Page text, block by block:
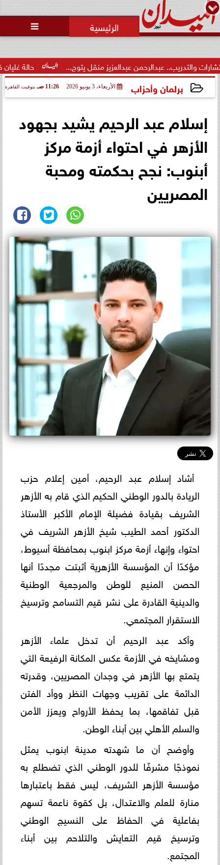

حالة غليان في نادي الشيخ زايد: عبدالعزيز منقل يتوج...
برلمان وأحزاب الأربعاء، 3 يونيو 2026 11:26 صـ بتوقيت القاهرة
إسلام عبد الرحيم يشيد بجهود
الأزهر في احتواء أزمة مركز
أبنوب: نجح بحكمته ومحبة
المصريين
أشاد إسلام عبد الرحيم، أمين إعلام حزب
الريادة بالدور الوطني الحكيم الذي قام به الأزهر
الشريف بقيادة فضيلة الإمام الأكبر الأستاذ
الدكتور أحمد الطيب شيخ الأزهر الشريف في
احتواء وإنهاء أزمة مركز ابنوب بمحافظة أسيوط،
مؤكدًا أن المؤسسة الأزهرية أثبتت مجددًا أنها
الحصن المنيع للوطن والمرجعية الوطنية
والدينية القادرة على نشر قيم التسامح وترسيخ
الاستقرار المجتمعي.
وأكد عبد الرحيم أن تدخل علماء الأزهر
ومشايخه في الأزمة عكس المكانة الرفيعة التي
يتمتع بها الأزهر في وجدان المصريين، وقدرته
الدائمة على تقريب وجهات النظر ووأد الفتن
قبل تفاقمها، بما يحفظ الأرواح ويعزز الأمن
والسلم الأهلي بين أبناء الوطن.
وأوضح أن ما شهدته مدينة ابنوب يمثل
نموذجًا مشرفًا للدور الوطني الذي تضطلع به
مؤسسة الأزهر الشريف، ليس فقط باعتبارها
منارة للعلم والاعتدال، بل كقوة ناعمة تسهم
بفاعلية في الحفاظ على النسيج الوطني
وترسيخ قيم التعايش والتلاحم بين أبناء
المجتمع.
تصفية الخصوم.. ثورة غضب داخل
نادي الشيخ زايد بسبب الخصومات